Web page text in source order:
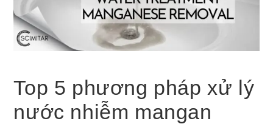
Top 5 phương pháp xử lý
nước nhiễm mangan